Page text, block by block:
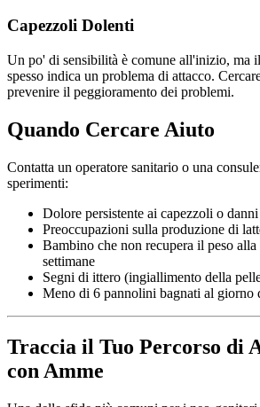
Capezzoli Dolenti
Un po' di sensibilità è comune all'inizio, ma
spesso indica un problema di attacco.
prevenire il peggioramento dei problemi.
Quando Cercare Aiuto
Contatta un operatore sanitario o una
sperimenti:
Dolore persistente ai capezzoli o danni
Preoccupazioni sulla produzione di
Bambino che non recupera il peso alla
settimane
Segni di ittero (ingiallimento della
Meno di 6 pannolini bagnati al giorno
Traccia il Tuo Percorso di
con Amme